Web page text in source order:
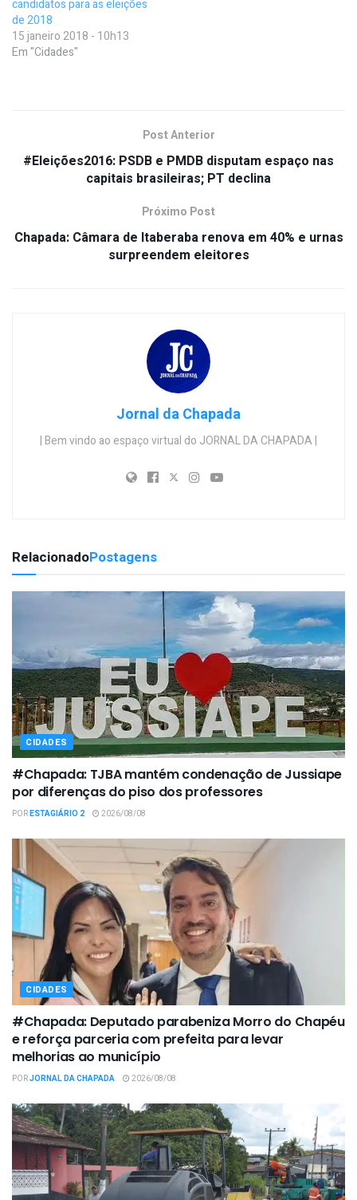
candidatos para as eleições
de 2018
15 janeiro 2018 - 10h13
Em "Cidades"
Post Anterior
#Eleições2016: PSDB e PMDB disputam espaço nas
capitais brasileiras; PT declina
Próximo Post
Chapada: Câmara de Itaberaba renova em 40% e urnas
surpreendem eleitores
Jornal da Chapada
| Bem vindo ao espaço virtual do JORNAL DA CHAPADA |
RelacionadoPostagens
CIDADES
#Chapada: TJBA mantém condenação de Jussiape
por diferenças do piso dos professores
PORESTAGIÁRIO 2 2026/08/08
CIDADES
#Chapada: Deputado parabeniza Morro do Chapéu
e reforça parceria com prefeita para levar
melhorias ao município
PORJORNAL DA CHAPADA 2026/08/08